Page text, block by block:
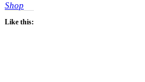
Shop
Like this: